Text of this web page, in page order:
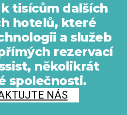
tisícům dalších
hotelů, které
a služeb
rezervací
několikrát
společnosti.
NÁS